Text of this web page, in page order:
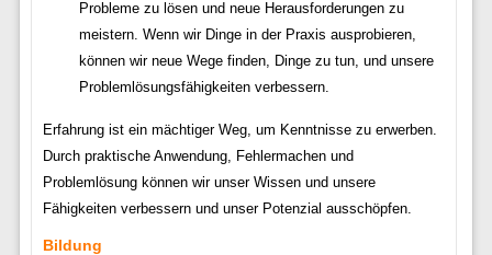
Probleme zu lösen und neue Herausforderungen zu
meistern. Wenn wir Dinge in der Praxis ausprobieren,
können wir neue Wege finden, Dinge zu tun, und unsere
Problemlösungsfähigkeiten verbessern.
Erfahrung ist ein mächtiger Weg, um Kenntnisse zu erwerben.
Durch praktische Anwendung, Fehlermachen und
Problemlösung können wir unser Wissen und unsere
Fähigkeiten verbessern und unser Potenzial ausschöpfen.
Bildung